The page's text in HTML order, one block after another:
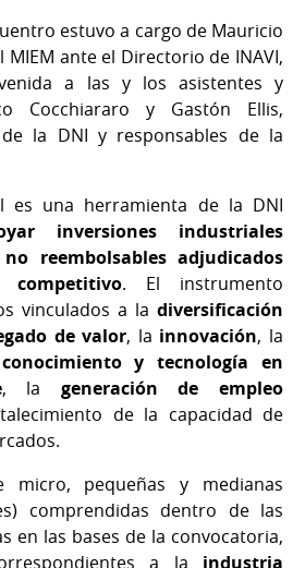
estuvo a cargo de Mauricio
MIEM ante el Directorio de INAVI,
a las y los asistentes y
Cocchiararo y Gastón Ellis,
la DNI y responsables de la
es una herramienta de la DNI
inversiones industriales
reembolsables adjudicados
. El instrumento
vinculados a la diversificación
de valor, la innovación, la
conocimiento y tecnología en
, la generación de empleo
de la capacidad de
micro, pequeñas y medianas
comprendidas dentro de las
en las bases de la convocatoria,
a la industria